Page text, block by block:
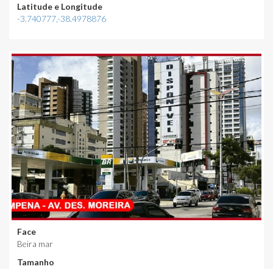
Latitude e Longitude
-3.740777,-38.4978876
Face
Beira mar
Tamanho